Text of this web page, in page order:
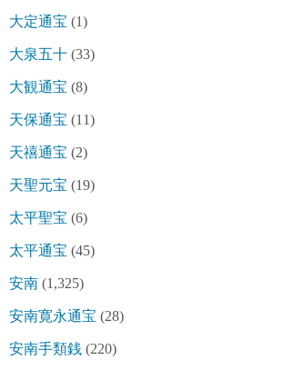
大定通宝 (1)
大泉五十 (33)
大観通宝 (8)
天保通宝 (11)
天禧通宝 (2)
天聖元宝 (19)
太平聖宝 (6)
太平通宝 (45)
安南 (1,325)
安南寛永通宝 (28)
安南手類銭 (220)